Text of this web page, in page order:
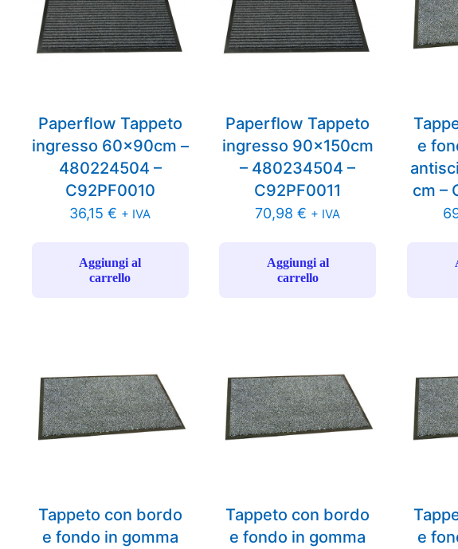
Paperflow Tappeto
ingresso 60x90cm –
480224504 –
C92PF0010
36,15€ + IVA
Aggiungi al
carrello
Paperflow Tappeto
ingresso 90x150cm
– 480234504 –
C92PF0011
70,98€ + IVA
Aggiungi al
carrello
e
cm –
Tappeto con bordo
e fondo in gomma
Tappeto con bordo
e fondo in gomma
e